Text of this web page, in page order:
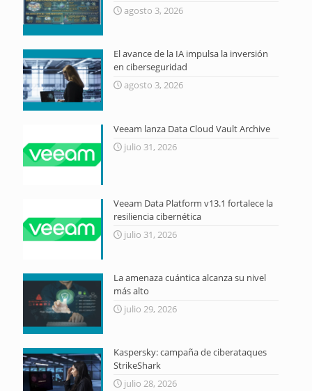
agosto 3, 2026
El avance de la IA impulsa la inversión
en ciberseguridad
agosto 3, 2026
Veeam lanza Data Cloud Vault Archive
julio 31, 2026
Veeam Data Platform v13.1 fortalece la
resiliencia cibernética
julio 31, 2026
La amenaza cuántica alcanza su nivel
más alto
julio 29, 2026
Kaspersky: campaña de ciberataques
StrikeShark
julio 28, 2026